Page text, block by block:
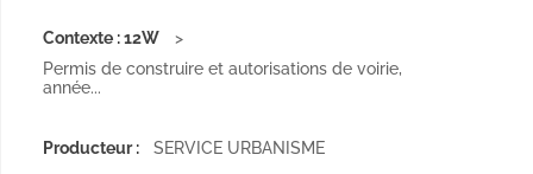
Contexte : 12W
Permis de construire et autorisations de voirie,
année...
Producteur : SERVICE URBANISME